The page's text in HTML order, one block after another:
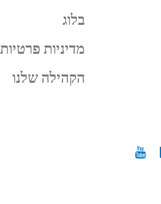
בלוג
מדיניות פרטיות
הקהילה שלנו